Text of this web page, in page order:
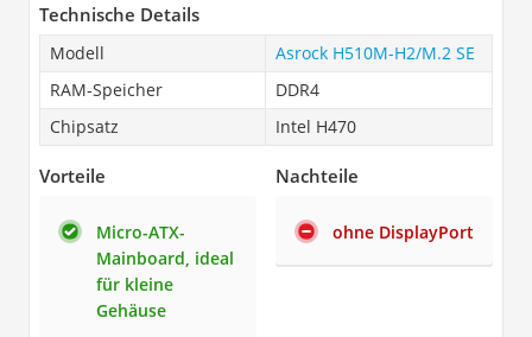
Technische Details
Modell
Asrock H510M-H2/M.2 SE
RAM-Speicher
DDR4
Chipsatz
Intel H470
Vorteile
Micro-ATX-
Mainboard, ideal
für kleine
Gehäuse
Nachteile
ohne DisplayPort